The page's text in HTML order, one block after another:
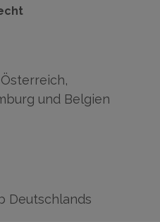
und Belgien
Deutschlands